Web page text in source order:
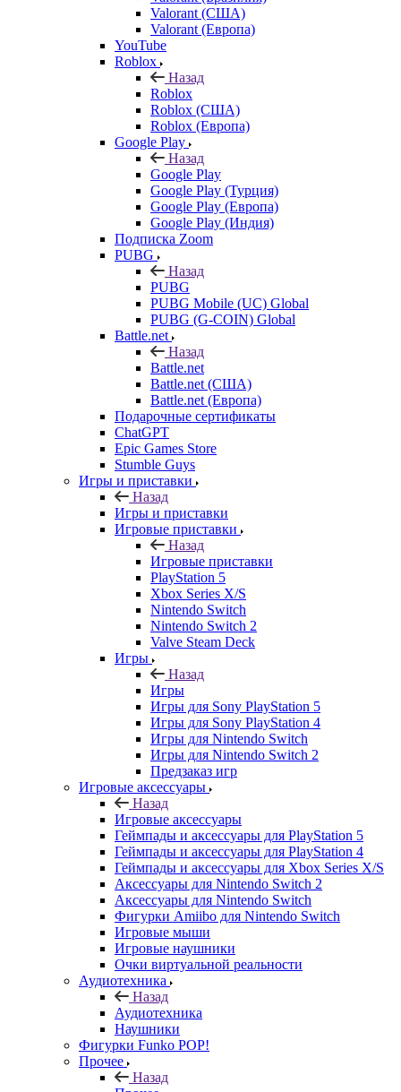
Valorant (США)
Valorant (Европа)
YouTube
Roblox
Назад
Roblox
Roblox (США)
Roblox (Европа)
Google Play
Назад
Google Play
Google Play (Турция)
Google Play (Европа)
Google Play (Индия)
Подписка Zoom
PUBG
Назад
PUBG
PUBG Mobile (UC) Global
PUBG (G-COIN) Global
Battle.net
Назад
Battle.net
Battle.net (США)
Battle.net (Европа)
Подарочные сертификаты
ChatGPT
Epic Games Store
Stumble Guys
Игры и приставки
Назад
Игры и приставки
Игровые приставки
Назад
Игровые приставки
PlayStation 5
Xbox Series X/S
Nintendo Switch
Nintendo Switch 2
Valve Steam Deck
Игры
Назад
Игры
Игры для Sony PlayStation 5
Игры для Sony PlayStation 4
Игры для Nintendo Switch
Игры для Nintendo Switch 2
Предзаказ игр
Игровые аксессуары
Назад
Игровые аксессуары
Геймпады и аксессуары для PlayStation 5
Геймпады и аксессуары для PlayStation 4
Геймпады и аксессуары для Xbox Series X/S
Аксессуары для Nintendo Switch 2
Аксессуары для Nintendo Switch
Фигурки Amiibo для Nintendo Switch
Игровые мыши
Игровые наушники
Очки виртуальной реальности
Аудиотехника
Назад
Аудиотехника
Наушники
Фигурки Funko POP!
Прочее
Назад